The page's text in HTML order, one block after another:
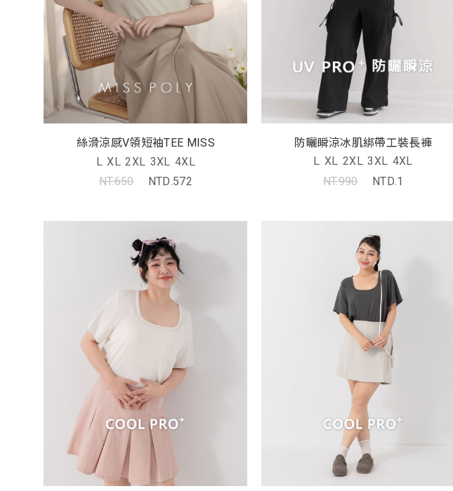
絲滑涼感V領短袖TEE MISS
L XL 2XL 3XL 4XL
NT.650
NTD.572
防曬瞬涼冰肌綁帶工裝長褲
L XL 2XL 3XL 4XL
NT.990
NTD.1